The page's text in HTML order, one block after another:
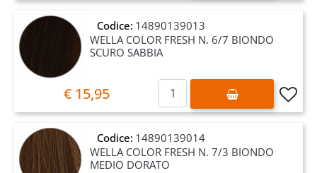
Codice: 14890139013
WELLA COLOR FRESH N. 6/7 BIONDO
SCURO SABBIA
€ 15,95 Quantità
Codice: 14890139014
WELLA COLOR FRESH N. 7/3 BIONDO
MEDIO DORATO